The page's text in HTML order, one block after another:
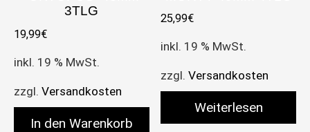
3TLG
19,99€
inkl. 19 % MwSt.
zzgl. Versandkosten
In den Warenkorb
25,99€
inkl. 19 % MwSt.
zzgl.Versandkosten
Weiterlesen